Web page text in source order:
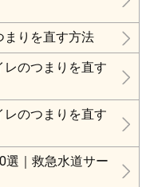
まりを直す方法
レのつまりを直す
レのつまりを直す
選｜救急水道サー